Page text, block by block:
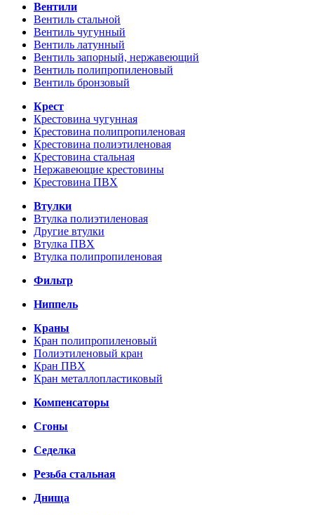
Вентили
Вентиль стальной
Вентиль чугунный
Вентиль латунный
Вентиль запорный, нержавеющий
Вентиль полипропиленовый
Вентиль бронзовый
Крест
Крестовина чугунная
Крестовина полипропиленовая
Крестовина полиэтиленовая
Крестовина стальная
Нержавеющие крестовины
Крестовина ПВХ
Втулки
Втулка полиэтиленовая
Другие втулки
Втулка ПВХ
Втулка полипропиленовая
Фильтр
Ниппель
Краны
Кран полипропиленовый
Полиэтиленовый кран
Кран ПВХ
Кран металлопластиковый
Компенсаторы
Сгоны
Седелка
Резьба стальная
Днища